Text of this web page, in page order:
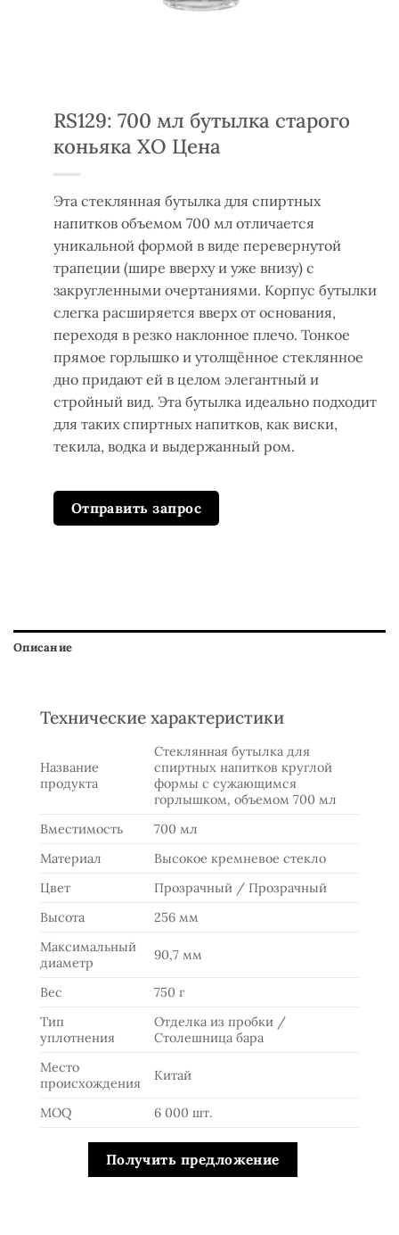
RS129: 700 мл бутылка старого
коньяка XO Цена
Эта стеклянная бутылка для спиртных
напитков объемом 700 мл отличается
уникальной формой в виде перевернутой
трапеции (шире вверху и уже внизу) с
закругленными очертаниями. Корпус бутылки
слегка расширяется вверх от основания,
переходя в резко наклонное плечо. Тонкое
прямое горлышко и утолщённое стеклянное
дно придают ей в целом элегантный и
стройный вид. Эта бутылка идеально подходит
для таких спиртных напитков, как виски,
текила, водка и выдержанный ром.
Отправить запрос
Описание
Технические характеристики
Название
продукта
Стеклянная бутылка для
спиртных напитков круглой
формы с сужающимся
горлышком, объемом 700 мл
Вместимость
700 мл
Материал
Высокое кремневое стекло
Цвет
Прозрачный / Прозрачный
Высота
256 мм
Максимальный
диаметр
90,7 мм
Вес
750 г
Тип
уплотнения
Отделка из пробки /
Столешница бара
Место
происхождения
Китай
MOQ 6 000 шт.
Получить предложение